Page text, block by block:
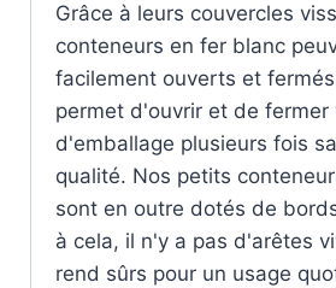
Grâce à leurs couvercles
conteneurs en fer blanc
facilement ouverts et
permet d'ouvrir et de fermer
d'emballage plusieurs fois
qualité. Nos petits
sont en outre dotés de
à cela, il n'y a pas d'arêtes
rend sûrs pour un usage